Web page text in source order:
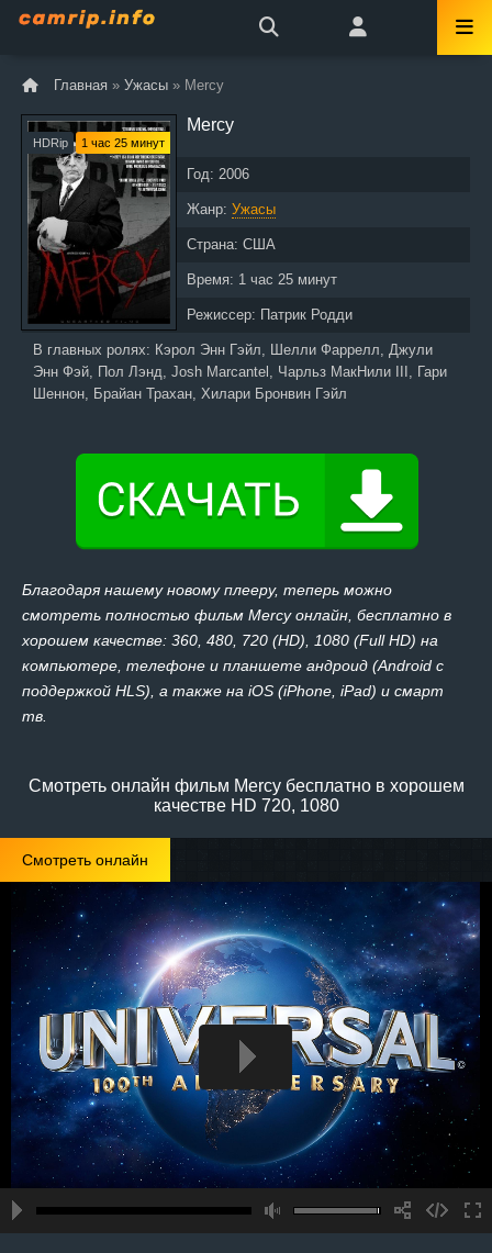
Главная » Ужасы » Mercy
HDRip 1 час 25 минут
Mercy
Год: 2006
Жанр: Ужасы
Страна: США
Время: 1 час 25 минут
Режиссер: Патрик Родди
В главных ролях: Кэрол Энн Гэйл, Шелли Фаррелл, Джули
Энн Фэй, Пол Лэнд, Josh Marcantel, Чарльз МакНили III, Гари
Шеннон, Брайан Трахан, Хилари Бронвин Гэйл
Благодаря нашему новому плееру, теперь можно
смотреть полностью фильм Mercy онлайн, бесплатно в
хорошем качестве: 360, 480, 720 (HD), 1080 (Full HD) на
компьютере, телефоне и планшете андроид (Android с
поддержкой HLS), а также на iOS (iPhone, iPad) и смарт
тв.
Смотреть онлайн фильм Mercy бесплатно в хорошем
качестве HD 720, 1080
Смотреть онлайн